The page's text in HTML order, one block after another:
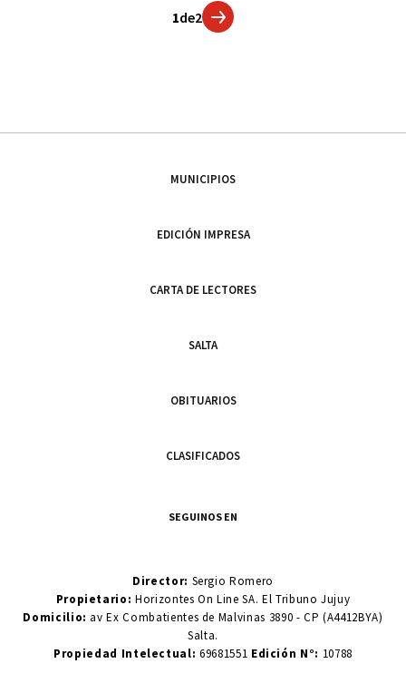
1de2
MUNICIPIOS
EDICIÓN IMPRESA
CARTA DE LECTORES
SALTA
OBITUARIOS
CLASIFICADOS
SEGUINOS EN
Director: Sergio Romero
Propietario:Horizontes On Line SA. El Tribuno Jujuy
Domicilio: av Ex Combatientes de Malvinas 3890 - CP (A4412BYA)
Salta.
Propiedad Intelectual: 69681551 Edición N°: 10788